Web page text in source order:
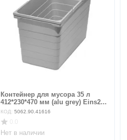
Контейнер для мусора 35 л
412*230*470 мм (alu grey) Eins2...
КОД: 5062.90.41616
Нет в наличии